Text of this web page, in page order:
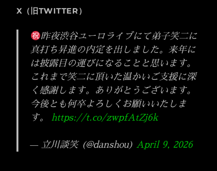
X（旧TWITTER）
昨夜渋谷ユーロライブにて弟子笑二に
真打ち昇進の内定を出しました。来年に
は披露目の運びになることと思います。
これまで笑二に頂いた温かいご支援に深
く感謝します。ありがとうございます。
今後とも何卒よろしくお願いいたしま
す。 https://t.co/zwpfAtZj6k
— 立川談笑 (@danshou) April 9, 2026